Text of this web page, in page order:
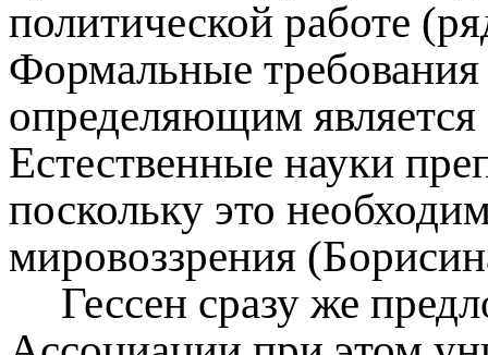
политической работе
Формальные требования
определяющим является
Естественные науки
поскольку это
мировоззрения
Гессен сразу же